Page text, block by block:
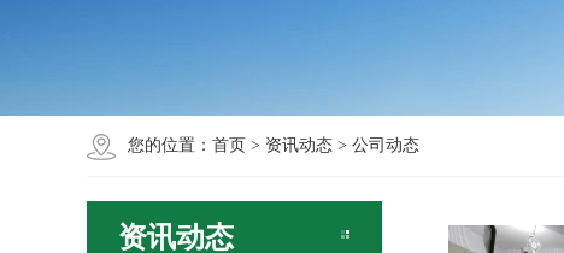
您的位置： 首页 > 资讯动态 > 公司动态
资讯动态